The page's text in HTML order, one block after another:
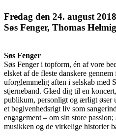
Fredag den 24. august
Søs Fenger, Thomas
Søs Fenger
Søs Fenger i topform, én af vore
elsket af de fleste danskere
uforglemmelig aften i selskab med
stjerneband. Glæd dig til en
publikum, personligt og ærligt øser
et begivenhedsrigt liv som
engagement – om sin store
musikken og de virkelige historier